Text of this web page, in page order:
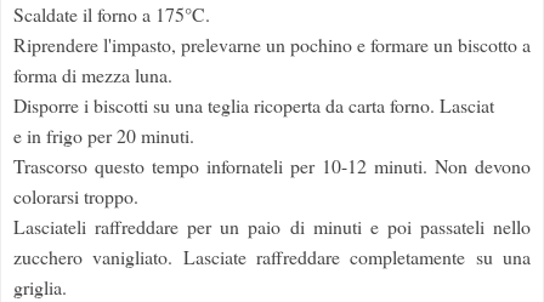
Scaldate il forno a 175°C.
Riprendere l'impasto, prelevarne un pochino e formare un biscotto a
forma di mezza luna.
Disporre i biscotti su una teglia ricoperta da carta forno. Lasciat
e in frigo per 20 minuti.
Trascorso questo tempo infornateli per 10-12 minuti. Non devono
colorarsi troppo.
Lasciateli raffreddare per un paio di minuti e poi passateli nello
zucchero vanigliato. Lasciate raffreddare completamente su una
griglia.